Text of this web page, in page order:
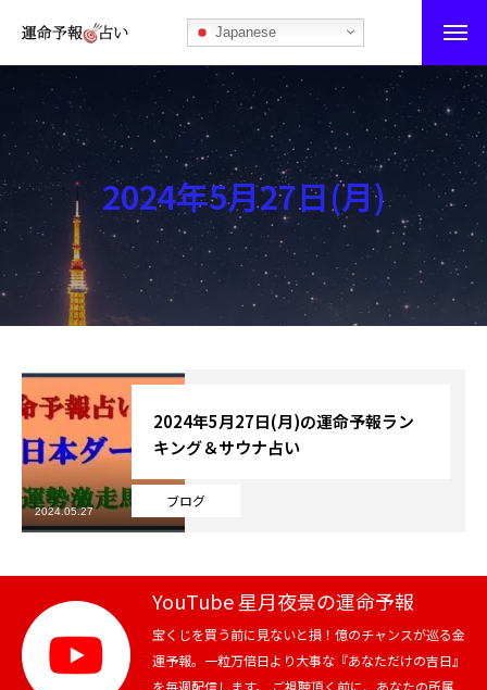
Japanese
運命予報占い
運命予報占いとは
あなたの所属部屋を探そう！
最恐の相性占い
秘伝公開！吉凶カレンダー
ブログ
お知らせ
芸能界
テニス
スポーツ
2024年5月27日(月)
ブログ
2024年5月27日(月)の運命予報ラン
キング＆サウナ占い
2024.05.27
YouTube 星月夜景の運命予報
宝くじを買う前に見ないと損！億のチャンスが巡る金
運予報。一粒万倍日より大事な『あなただけの吉日』
を毎週配信します。 ご視聴頂く前に、あなたの所属